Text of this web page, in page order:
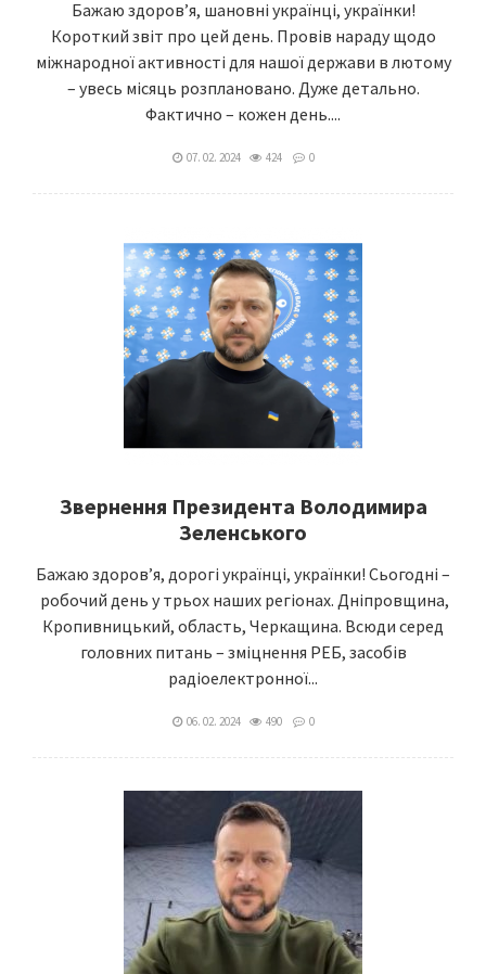
Бажаю здоров’я, шановні українці, українки!
Короткий звіт про цей день. Провів нараду щодо
міжнародної активності для нашої держави в лютому
– увесь місяць розплановано. Дуже детально.
Фактично – кожен день....
07. 02. 2024 424 0
Звернення Президента Володимира
Зеленського
Бажаю здоров’я, дорогі українці, українки! Сьогодні –
робочий день у трьох наших регіонах. Дніпровщина,
Кропивницький, область, Черкащина. Всюди серед
головних питань – зміцнення РЕБ, засобів
радіоелектронної...
06. 02. 2024 490 0